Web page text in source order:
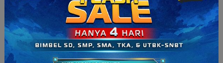
kira ingin mendaftar beasiswa kuliah dengan pengantar
bahasa Vietnam atau Inggris. Kamu bisa membaca informasi
selengkapnya mengenaiTDTU Scholarship sini.
Informasi dan Kontak: